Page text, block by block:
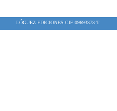
LÓGUEZ EDICIONES CIF:09693373-T